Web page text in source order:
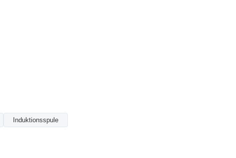
Induktionsspule